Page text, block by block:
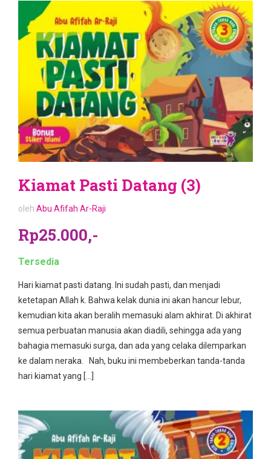
Kiamat Pasti Datang (3)
oleh Abu Afifah Ar-Raji
Rp25.000,-
Tersedia
Hari kiamat pasti datang. Ini sudah pasti, dan menjadi
ketetapan Allah k. Bahwa kelak dunia ini akan hancur lebur,
kemudian kita akan beralih memasuki alam akhirat. Di akhirat
semua perbuatan manusia akan diadili, sehingga ada yang
bahagia memasuki surga, dan ada yang celaka dilemparkan
ke dalam neraka. Nah, buku ini membeberkan tanda-tanda
hari kiamat yang […]